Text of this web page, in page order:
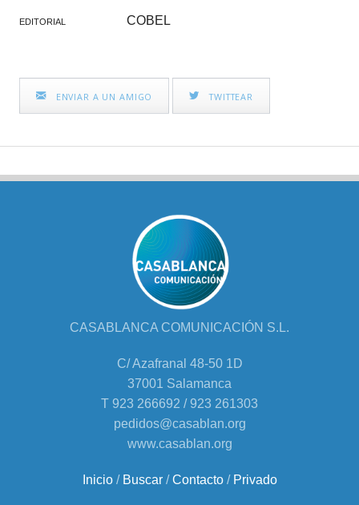
EDITORIAL COBEL
ENVIAR A UN AMIGO TWITTEAR
CASABLANCA COMUNICACIÓN S.L.
C/ Azafranal 48-50 1D
37001 Salamanca
T 923 266692 / 923 261303
pedidos@casablan.org
www.casablan.org
Inicio/ Buscar/Contacto/ Privado